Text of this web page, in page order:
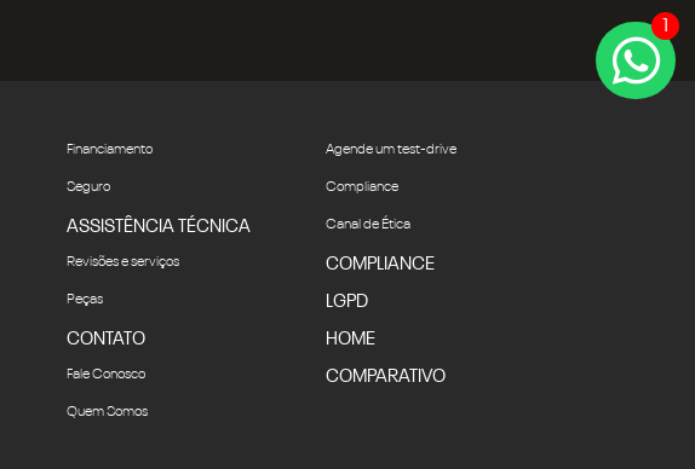
Financiamento
Seguro
ASSISTÊNCIA TÉCNICA
Revisões e serviços
Peças
CONTATO
Fale Conosco
Quem Somos
Agende um test-drive
Compliance
Canal de Ética
COMPLIANCE
LGPD
HOME
COMPARATIVO
1